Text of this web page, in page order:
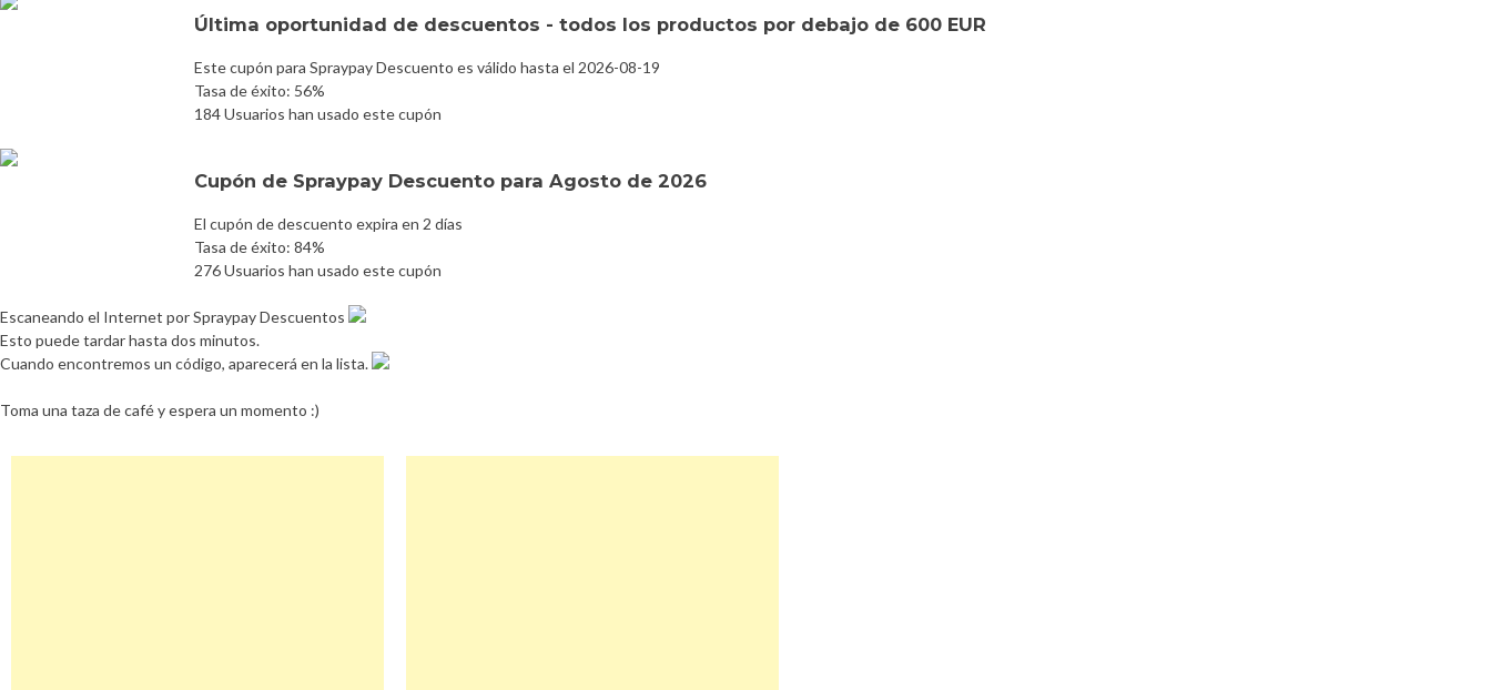
Última oportunidad de descuentos - todos los productos por debajo de 600 EUR
Este cupón para Spraypay Descuento es válido hasta el 2026-08-19
Tasa de éxito: 56%
184 Usuarios han usado este cupón
Cupón de Spraypay Descuento para Agosto de 2026
El cupón de descuento expira en 2 días
Tasa de éxito: 84%
276 Usuarios han usado este cupón
Escaneando el Internet por Spraypay Descuentos
Esto puede tardar hasta dos minutos.
Cuando encontremos un código, aparecerá en la lista.
Toma una taza de café y espera un momento :)